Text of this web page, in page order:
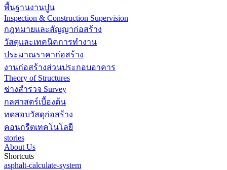
พื้นฐานงานปูน
Inspection & Construction Supervision
กฎหมายและสัญญาก่อสร้าง
วัสดุและเทคนิคการทำงาน
ประมาณราคาก่อสร้าง
งานก่อสร้างส่วนประกอบอาคาร
Theory of Structures
ช่างสำรวจ Survey
กลศาสตร์เบื้องต้น
ทดสอบวัสดุก่อสร้าง
คอนกรีตเทคโนโลยี
stories
About Us
Shortcuts
asphalt-calculate-system